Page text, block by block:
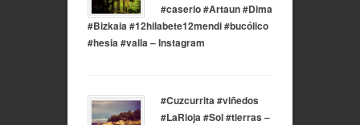
#caserio #Artaun #Dima
#Bizkaia #12hilabete12mendi #bucólico
#hesia #valla – Instagram
#Cuzcurrita #viñedos
#LaRioja #Sol #tierras –